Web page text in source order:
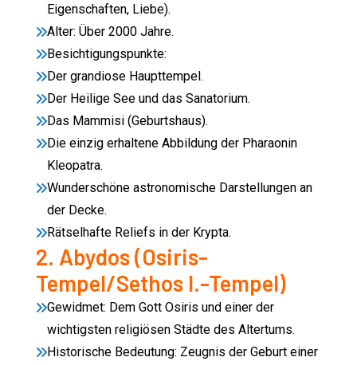
Eigenschaften, Liebe).
Alter: Über 2000 Jahre.
Besichtigungspunkte:
Der grandiose Haupttempel.
Der Heilige See und das Sanatorium.
Das Mammisi (Geburtshaus).
Die einzig erhaltene Abbildung der Pharaonin
Kleopatra.
Wunderschöne astronomische Darstellungen an
der Decke.
Rätselhafte Reliefs in der Krypta.
2. Abydos (Osiris-
Tempel/Sethos I.-Tempel)
Gewidmet: Dem Gott Osiris und einer der
wichtigsten religiösen Städte des Altertums.
Historische Bedeutung: Zeugnis der Geburt einer